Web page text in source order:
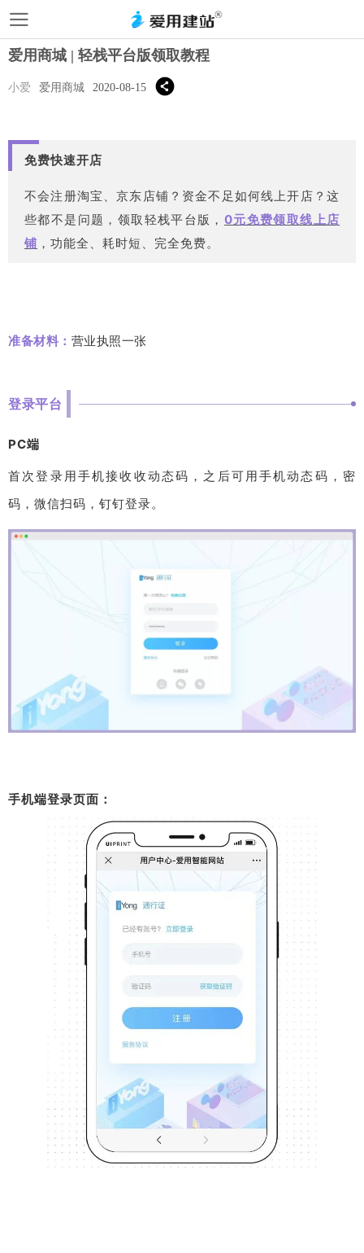
爱用商城 | 轻栈平台版领取教程
小爱 爱用商城 2020-08-15
免费快速开店
不会注册淘宝、京东店铺？资金不足如何线上开店？这
些都不是问题，领取轻栈平台版， 0元免费领取线上店
铺 ，功能全、耗时短、完全免费。
准备材料： 营业执照一张
登录平台
PC端
首次登录用手机接收收动态码，之后可用手机动态码，密
码，微信扫码，钉钉登录。
手机端登录页面：